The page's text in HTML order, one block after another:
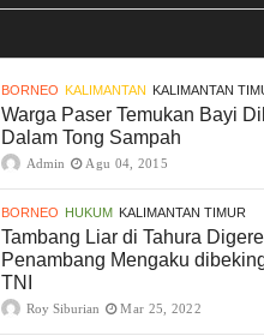
BORNEO KALIMANTAN KALIMANTAN
Warga Paser Temukan Bayi
Dalam Tong Sampah
Admin Agu 04, 2015
BORNEO HUKUM KALIMANTAN TIMUR
Tambang Liar di Tahura
Penambang Mengaku
TNI
Roy Siburian Mar 25, 2022